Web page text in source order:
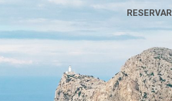
RESERVAR